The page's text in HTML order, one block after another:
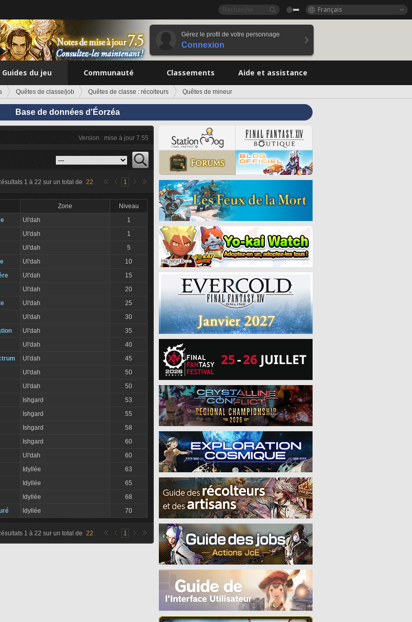
Français
Gérez le profil de votre personnage
Connexion
Guides du jeu Communauté Classements Aide et assistance
Quêtes de classe/job Quêtes de classe : récolteurs Quêtes de mineur
Base de données d'Éorzéa
Version : mise à jour 7.55
1 à 22 sur un total de 22 1
Zone
Niveau
Ul'dah
1
Ul'dah
1
Ul'dah
5
Ul'dah
10
Ul'dah
15
Ul'dah
20
Ul'dah
25
Ul'dah
30
Ul'dah
35
Ul'dah
40
Ul'dah
45
Ul'dah
50
Ul'dah
50
Ishgard
53
Ishgard
55
Ishgard
58
Ishgard
60
Ul'dah
60
Idyllée
63
Idyllée
65
Idyllée
68
Idyllée 70
1 à 22 sur un total de 22 1